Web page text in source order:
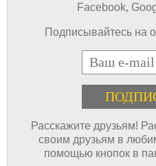
Facebook,
Подписывайтесь на
E-mail
Расскажите друзьям!
своим друзьям в
помощью кнопок в